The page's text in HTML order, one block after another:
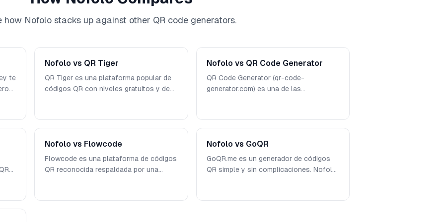
how Nofolo stacks up against other QR code generators.
te
y
se
Nofolo vs QR Tiger
QR Tiger es una plataforma popular de
códigos QR con niveles gratuitos y de
de cuenta, sin marcas de agua y con
comparan en funciones, precios y
Nofolo vs QR Code Generator
QR Code Generator (qr-code-
generator.com) es una de las
alternativa moderna y completamente
detallada de ambas plataformas en
Nofolo vs Flowcode
Flowcode es una plataforma de códigos
QR reconocida respaldada por una
empresariales. Nofolo adopta un
Nofolo vs GoQR
GoQR.me es un generador de códigos
QR simple y sin complicaciones. Nofolo
tipos de códigos QR y opciones de